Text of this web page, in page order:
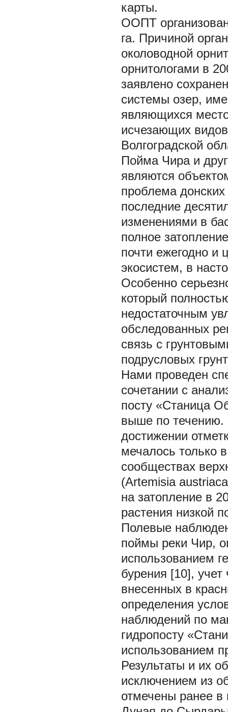
карты.
ООПТ
га. Причиной
околоводной
орнитологами в
заявлено
системы озер,
являющихся
исчезающих
Волгоградской
Пойма Чира и
являются
проблема
последние
изменениями в
полное
почти ежегодно и
экосистем, в
Особенно
который
недостаточным
обследованных
связь с
подрусловых
Нами проведен
сочетании с
посту «Станица
выше по
достижении
мечалось только
сообществах
(Artemisia
на затопление в
растения низкой
Полевые
поймы реки Чир,
использованием
бурения [10],
внесенных в
определения
наблюдений по
гидропосту
использованием
Результаты и их
исключением из
отмечены ранее в